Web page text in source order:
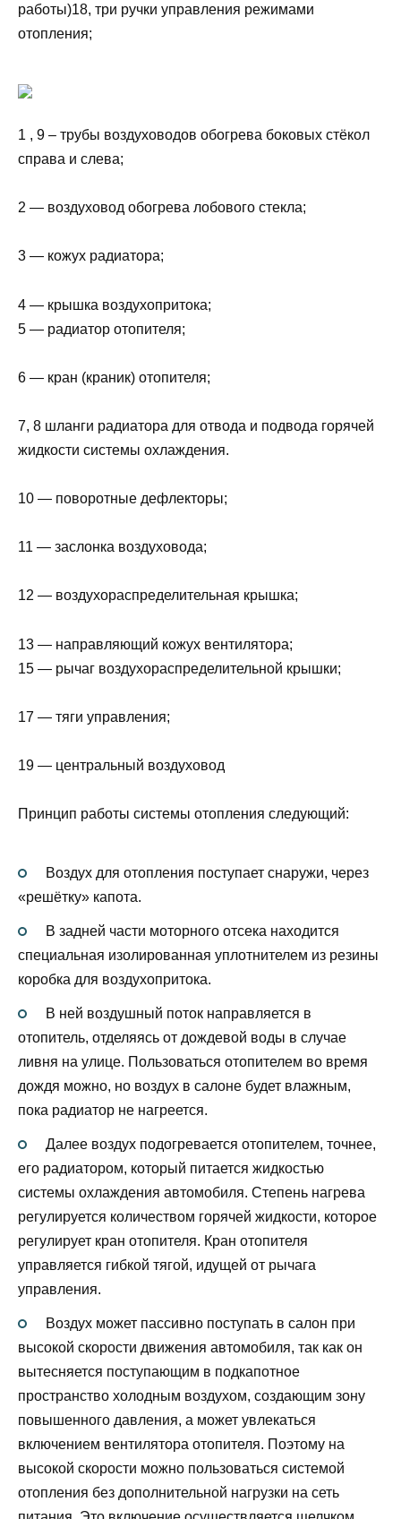
работы)18, три ручки управления режимами
отопления;
1 , 9 – трубы воздуховодов обогрева боковых стёкол
справа и слева;
2 — воздуховод обогрева лобового стекла;
3 — кожух радиатора;
4 — крышка воздухопритока;
5 — радиатор отопителя;
6 — кран (краник) отопителя;
7, 8 шланги радиатора для отвода и подвода горячей
жидкости системы охлаждения.
10 — поворотные дефлекторы;
11 — заслонка воздуховода;
12 — воздухораспределительная крышка;
13 — направляющий кожух вентилятора;
15 — рычаг воздухораспределительной крышки;
17 — тяги управления;
19 — центральный воздуховод
Принцип работы системы отопления следующий:
Воздух для отопления поступает снаружи, через
«решётку» капота.
В задней части моторного отсека находится
специальная изолированная уплотнителем из резины
коробка для воздухопритока.
В ней воздушный поток направляется в
отопитель, отделяясь от дождевой воды в случае
ливня на улице. Пользоваться отопителем во время
дождя можно, но воздух в салоне будет влажным,
пока радиатор не нагреется.
Далее воздух подогревается отопителем, точнее,
его радиатором, который питается жидкостью
системы охлаждения автомобиля. Степень нагрева
регулируется количеством горячей жидкости, которое
регулирует кран отопителя. Кран отопителя
управляется гибкой тягой, идущей от рычага
управления.
Воздух может пассивно поступать в салон при
высокой скорости движения автомобиля, так как он
вытесняется поступающим в подкапотное
пространство холодным воздухом, создающим зону
повышенного давления, а может увлекаться
включением вентилятора отопителя. Поэтому на
высокой скорости можно пользоваться системой
отопления без дополнительной нагрузки на сеть